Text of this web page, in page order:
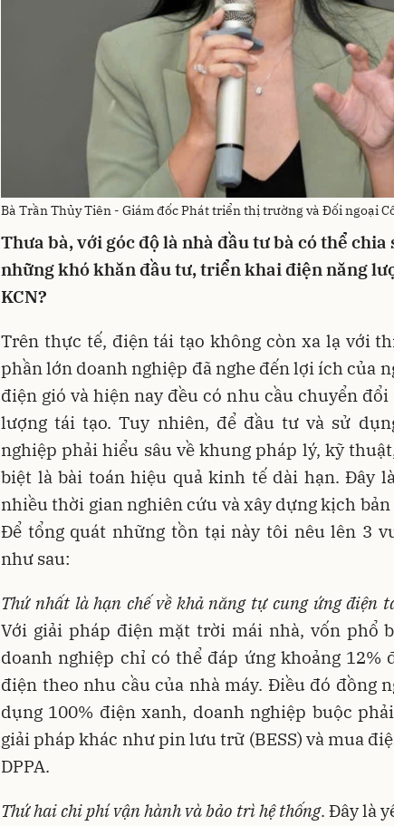
Bà Trần Thủy Tiên - Giám đốc Phát triển thị trường và Đối ngoại
Thưa bà, với góc độ là nhà đầu tư bà có thể chia
những khó khăn đầu tư, triển khai điện năng
KCN?
Trên thực tế, điện tái tạo không còn xa lạ với
phần lớn doanh nghiệp đã nghe đến lợi ích của
điện gió và hiện nay đều có nhu cầu chuyển đổi
lượng tái tạo. Tuy nhiên, để đầu tư và sử
nghiệp phải hiểu sâu về khung pháp lý, kỹ
biệt là bài toán hiệu quả kinh tế dài hạn. Đây
nhiều thời gian nghiên cứu và xây dựng kịch
Để tổng quát những tồn tại này tôi nêu lên 3
như sau:
Thứ nhất là hạn chế về khả năng tự cung ứng điện
Với giải pháp điện mặt trời mái nhà, vốn phổ
doanh nghiệp chỉ có thể đáp ứng khoảng 12%
điện theo nhu cầu của nhà máy. Điều đó đồng
dụng 100% điện xanh, doanh nghiệp buộc
giải pháp khác như pin lưu trữ (BESS) và mua
DPPA.
Thứ hai chi phí vận hành và bảo trì hệ thống. Đây là